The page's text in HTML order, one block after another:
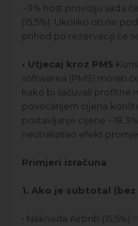
~3% host proviziju sada
(15,5%). Ukoliko isti ne
prihod po rezervaciji će
• Utjecaj kroz PMS
softwarea (PMS) morati
kako bi sačuvali profitne
povećanjem cijena
postavljanje cijene
neutralizirao efekt
Primjeri izračuna
1. Ako je subtotal
• Naknada Airbnb (15,5%)